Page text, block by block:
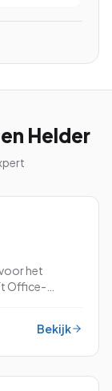
Helder
het
Office-
Bekijk